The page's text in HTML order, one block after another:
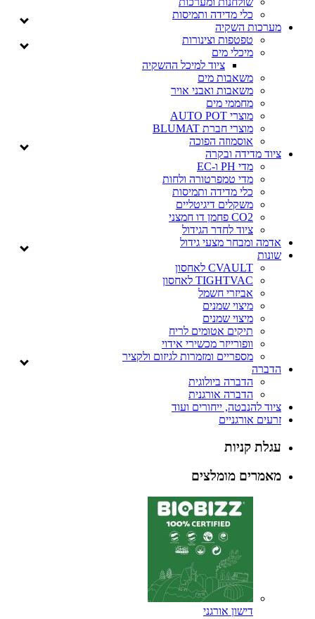
כלי מדידה ותמיסות
מערכות השקיה
טפטפות וצינורות
מיכלי מים
ציוד למיכל ההשקיה
משאבות מים
משאבות ואבני אויר
מחממי מים
מוצרי AUTO POT
מוצרי חברת BLUMAT
אוסמוזה הפוכה
ציוד מדידה ובקרה
מדי PH ו-EC
מדי טמפרטורה ולחות
כלי מדידה ותמיסות
משקלים דיגיטליים
CO2 פחמן דו חמצני
ציוד לחדר הגידול
אדמה ומבחר מצעי גידול
שונות
CVAULT לאחסון
TIGHTVAC לאחסון
אביזרי חשמל
מיצוי שמנים
מיצוי שמנים
תיקים אטומים לריח
וופורייזר מכשירי אידוי
מספריים ומזמרות לגיזום ולקציר
הדברה
הדברה ביולוגית
הדברה אורגנית
ציוד להנבטה, ייחורים ועוד
זרעים אורגניים
עגלת קניות
מאמרים מומלצים
דישון אורגני